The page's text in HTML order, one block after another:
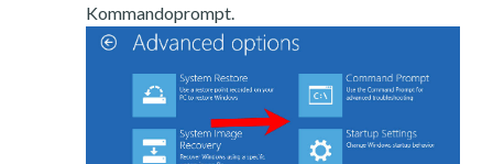
Kommandoprompt.